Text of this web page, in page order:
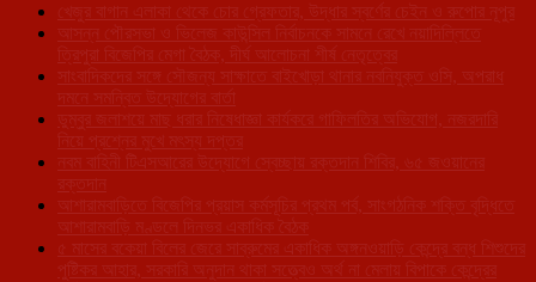
খেজুর বাগান এলাকা থেকে চোর গ্রেফতার, উদ্ধার স্বর্ণের চেইন ও রুপোর নূপুর
আসন্ন পৌরসভা ও ভিলেজ কাউন্সিল নির্বাচনকে সামনে রেখে নয়াদিল্লিতে
ত্রিপুরা বিজেপির মেগা বৈঠক, দীর্ঘ আলোচনা শীর্ষ নেতৃত্বের
সাংবাদিকদের সঙ্গে সৌজন্য সাক্ষাতে বাইখোড়া থানার নবনিযুক্ত ওসি, অপরাধ
দমনে সমন্বিত উদ্যোগের বার্তা
ডুম্বুর জলাশয়ে মাছ ধরার নিষেধাজ্ঞা কার্যকরে গাফিলতির অভিযোগ, নজরদারি
নিয়ে প্রশ্নের মুখে মৎস্য দপ্তর
নবম বাহিনী টিএসআরের উদ্যোগে স্বেচ্ছায় রক্তদান শিবির, ৬৫ জওয়ানের
রক্তদান
আশারামবাড়িতে বিজেপির প্রয়াস কর্মসূচির প্রথম পর্ব, সাংগঠনিক শক্তি বৃদ্ধিতে
আশারামবাড়ি মণ্ডলে দিনভর একাধিক বৈঠক
৫ মাসের বকেয়া বিলের জেরে সাব্রুমের একাধিক অঙ্গনওয়াড়ি কেন্দ্রে বন্ধ শিশুদের
পুষ্টিকর আহার, সরকারি অনুদান থাকা সত্ত্বেও অর্থ না মেলায় বিপাকে কেন্দ্রের